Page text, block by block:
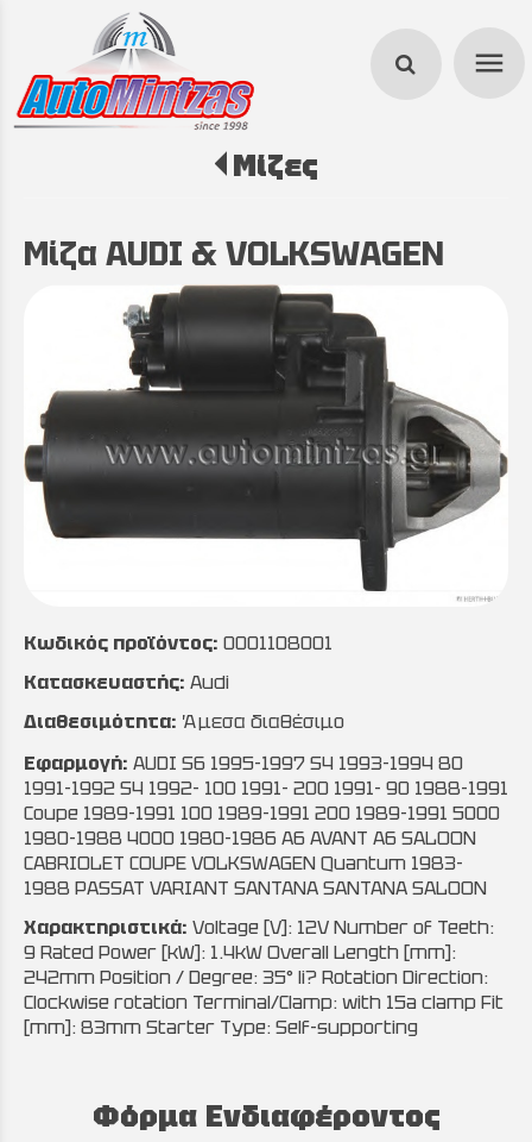
menu
Μίζες
Μίζα AUDI & VOLKSWAGEN
Κωδικός προϊόντος: 0001108001
Κατασκευαστής: Audi
Διαθεσιμότητα: Άμεσα διαθέσιμο
Εφαρμογή: AUDI S6 1995-1997 S4 1993-1994 80
1991-1992 S4 1992- 100 1991- 200 1991- 90 1988-1991
Coupe 1989-1991 100 1989-1991 200 1989-1991 5000
1980-1988 4000 1980-1986 A6 AVANT A6 SALOON
CABRIOLET COUPE VOLKSWAGEN Quantum 1983-
1988 PASSAT VARIANT SANTANA SANTANA SALOON
Χαρακτηριστικά: Voltage [V]: 12V Number of Teeth:
9 Rated Power [kW]: 1.4kW Overall Length [mm]:
242mm Position / Degree: 35° li? Rotation Direction:
Clockwise rotation Terminal/Clamp: with 15a clamp Fit
[mm]: 83mm Starter Type: Self-supporting
Φόρμα Ενδιαφέροντος